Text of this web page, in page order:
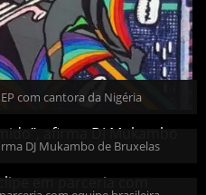
com cantora da Nigéria
DJ Mukambo de Bruxelas